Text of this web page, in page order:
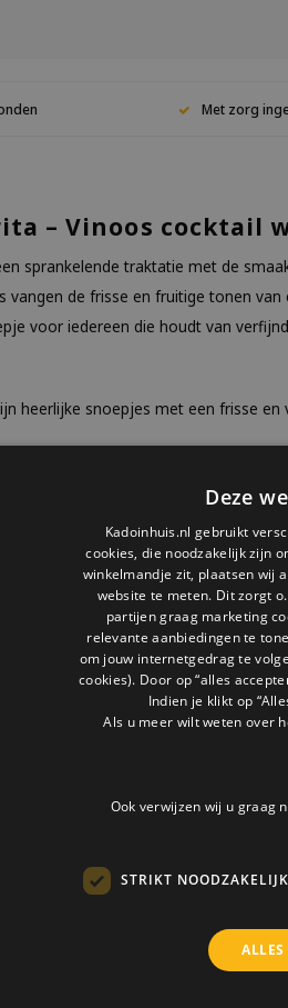
Met zorg
– Vinoos cocktail
sprankelende traktatie met de
vangen de frisse en fruitige tonen
voor iedereen die houdt van
heerlijke snoepjes met een frisse en
exclusieve snoepjes die smaken
en een vleugje zout. Precies
zijn het de perfecte
origineel cadeau borrel? Deze
of als bijzonder cadeau
bij Kado in
altijd met snelle levering en
Bestel de Winegums Pink
Deze
Kadoinhuis.nl gebruikt
cookies, die noodzakelijk zijn
winkelmandje zit, plaatsen wij
website te meten. Dit zorgt
partijen graag marketing
relevante aanbiedingen te
om jouw internetgedrag te
cookies). Door op “alles
Indien je klikt op
Als u meer wilt weten over
Ook verwijzen wij u graag
STRIKT NOODZAKELIJK
ALLES